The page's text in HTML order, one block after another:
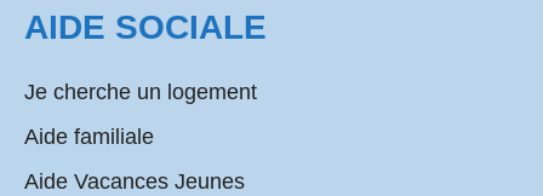
AIDE SOCIALE
Je cherche un logement
Aide familiale
Aide Vacances Jeunes